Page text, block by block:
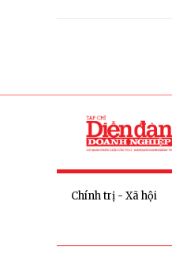
Chính trị - Xã hội